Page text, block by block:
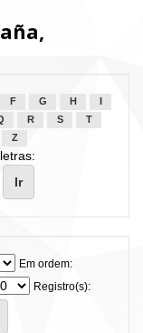
F G H
R S
T
Z
Em ordem:
Registro(s):